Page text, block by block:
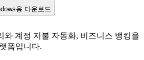
용 다운로드
와 계정 지불 자동화, 비즈니스 뱅킹을
폼입니다.